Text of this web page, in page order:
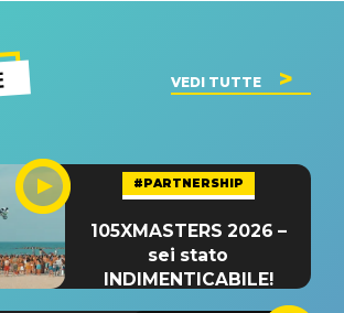
VEDI TUTTE
#PARTNERSHIP
105XMASTERS 2026 –
sei stato
INDIMENTICABILE!